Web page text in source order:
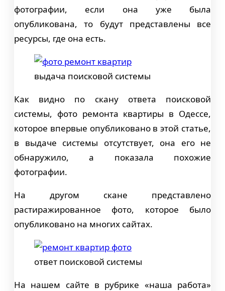
фотографии, если она уже была
опубликована, то будут представлены все
ресурсы, где она есть.
выдача поисковой системы
Как видно по скану ответа поисковой
системы, фото ремонта квартиры в Одессе,
которое впервые опубликовано в этой статье,
в выдаче системы отсутствует, она его не
обнаружило, а показала похожие
фотографии.
На другом скане представлено
растиражированное фото, которое было
опубликовано на многих сайтах.
ответ поисковой системы
На нашем сайте в рубрике «наша работа»